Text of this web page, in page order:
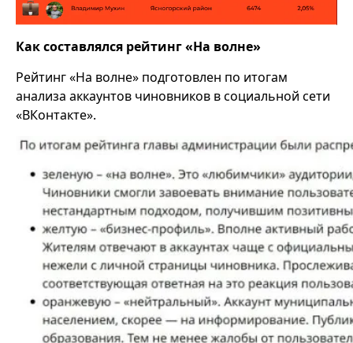
Как составлялся рейтинг «На волне»
Рейтинг «На волне» подготовлен по итогам
анализа аккаунтов чиновников в социальной сети
«ВКонтакте».